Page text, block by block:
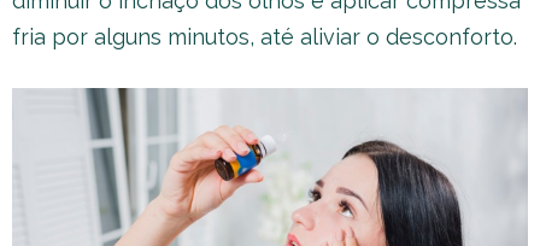
fria por alguns minutos, até aliviar o desconforto.